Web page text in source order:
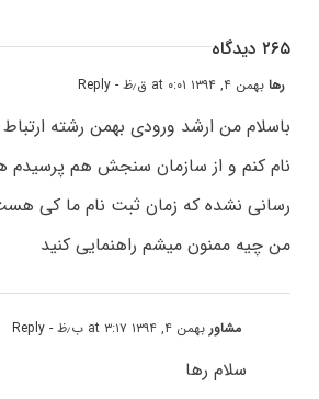
۲۶۵ دیدگاه
رها بهمن ۴, ۱۳۹۴ at ۰:۰۱ ق٫ظ - Reply
باسلام من ارشد ورودی بهمن رشته
نام کنم و از سازمان سنجش هم پرسیدم
رسانی نشده که زمان ثبت نام ما کی
من چیه ممنون میشم راهنمایی کنید
مشاور بهمن ۴, ۱۳۹۴ at ۳:۱۷ ب٫ظ - Reply
سلام رها